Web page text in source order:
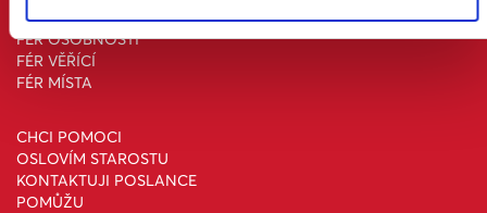
FÉR ORGANIZACE
FÉR OSOBNOSTI
FÉR VĚŘÍCÍ
FÉR MÍSTA
CHCI POMOCI
OSLOVÍM STAROSTU
KONTAKTUJI POSLANCE
POMŮŽU